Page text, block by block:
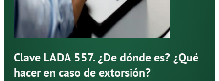
Clave LADA 557. ¿De dónde es? ¿Qué
hacer en caso de extorsión?